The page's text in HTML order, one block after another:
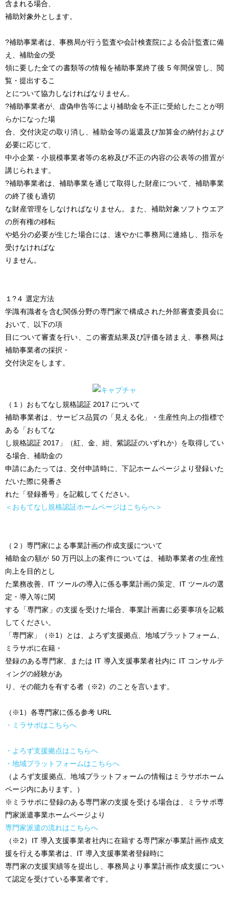
含まれる場合、
補助対象外とします。
?補助事業者は、事務局が行う監査や会計検査院による会計監査に備
え、補助金の受
領に要した全ての書類等の情報を補助事業終了後 5 年間保管し、閲
覧・提出するこ
とについて協力しなければなりません。
?補助事業者が、虚偽申告等により補助金を不正に受給したことが明
らかになった場
合、交付決定の取り消し、補助金等の返還及び加算金の納付および
必要に応じて、
中小企業・小規模事業者等の名称及び不正の内容の公表等の措置が
講じられます。
?補助事業者は、補助事業を通じて取得した財産について、補助事業
の終了後も適切
な財産管理をしなければなりません。また、補助対象ソフトウエア
の所有権の移転
や処分の必要が生じた場合には、速やかに事務局に連絡し、指示を
受けなければな
りません。
１?４ 選定方法
学識有識者を含む関係分野の専門家で構成された外部審査委員会に
おいて、以下の項
目について審査を行い、この審査結果及び評価を踏まえ、事務局は
補助事業者の採択・
交付決定をします。
（１）おもてなし規格認証 2017 について
補助事業者は、サービス品質の「見える化」・生産性向上の指標で
ある「おもてな
し規格認証 2017」（紅、金、紺、紫認証のいずれか）を取得してい
る場合、補助金の
申請にあたっては、交付申請時に、下記ホームページより登録いた
だいた際に発番さ
れた「登録番号」を記載してください。
＜おもてなし規格認証ホームページはこちらへ＞
（２）専門家による事業計画の作成支援について
補助金の額が 50 万円以上の案件については、補助事業者の生産性
向上を目的とし
た業務改善、IT ツールの導入に係る事業計画の策定、IT ツールの選
定・導入等に関
する「専門家」の支援を受けた場合、事業計画書に必要事項を記載
してください。
「専門家」（※1）とは、よろず支援拠点、地域プラットフォーム、
ミラサポに在籍・
登録のある専門家、または IT 導入支援事業者社内に IT コンサルテ
ィングの経験があ
り、その能力を有する者（※2）のことを言います。
（※1）各専門家に係る参考 URL
・ミラサポはこちらへ
・よろず支援拠点はこちらへ
・地域プラットフォームはこちらへ
（よろず支援拠点、地域プラットフォームの情報はミラサポホーム
ページ内にあります。）
※ミラサポに登録のある専門家の支援を受ける場合は、ミラサポ専
門家派遣事業ホームページより
専門家派遣の流れはこちらへ
（※2）IT 導入支援事業者社内に在籍する専門家が事業計画作成支
援を行える事業者は、IT 導入支援事業者登録時に
専門家の支援実績等を提出し、事務局より事業計画作成支援につい
て認定を受けている事業者です。